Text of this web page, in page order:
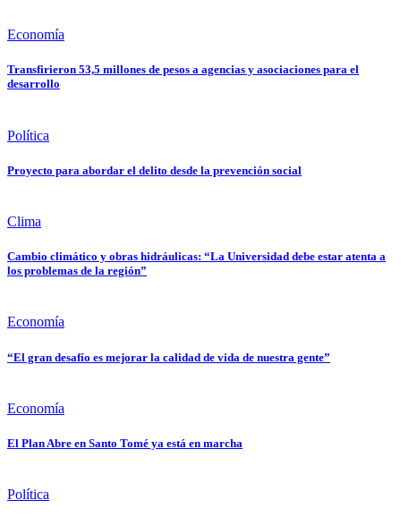
Economía
Transfirieron 53,5 millones de pesos a agencias y asociaciones para el
desarrollo
Política
Proyecto para abordar el delito desde la prevención social
Clima
Cambio climático y obras hidráulicas: “La Universidad debe estar atenta a
los problemas de la región”
Economía
“El gran desafío es mejorar la calidad de vida de nuestra gente”
Economía
El Plan Abre en Santo Tomé ya está en marcha
Política